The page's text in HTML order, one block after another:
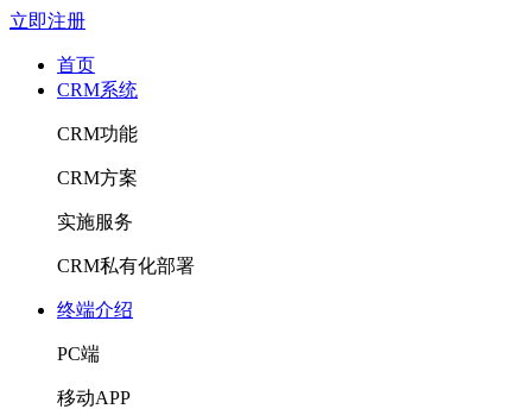
立即注册
首页
CRM系统
CRM功能
CRM方案
实施服务
CRM私有化部署
终端介绍
PC端
移动APP